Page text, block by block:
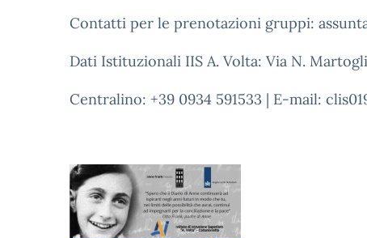
Contatti per le prenotazioni gruppi:
Dati Istituzionali IIS A. Volta: Via N.
Centralino: +39 0934 591533 | E-mail: